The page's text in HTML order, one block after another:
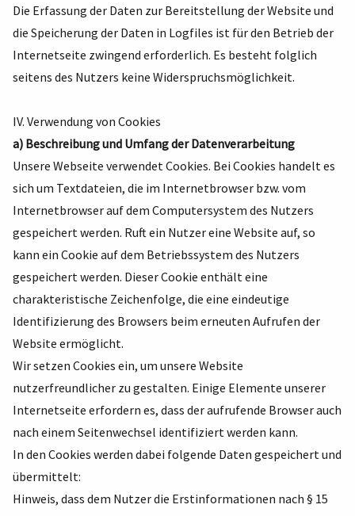
Die Erfassung der Daten zur Bereitstellung der Website und
die Speicherung der Daten in Logfiles ist für den Betrieb der
Internetseite zwingend erforderlich. Es besteht folglich
seitens des Nutzers keine Widerspruchsmöglichkeit.
IV. Verwendung von Cookies
a) Beschreibung und Umfang der Datenverarbeitung
Unsere Webseite verwendet Cookies. Bei Cookies handelt es
sich um Textdateien, die im Internetbrowser bzw. vom
Internetbrowser auf dem Computersystem des Nutzers
gespeichert werden. Ruft ein Nutzer eine Website auf, so
kann ein Cookie auf dem Betriebssystem des Nutzers
gespeichert werden. Dieser Cookie enthält eine
charakteristische Zeichenfolge, die eine eindeutige
Identifizierung des Browsers beim erneuten Aufrufen der
Website ermöglicht.
Wir setzen Cookies ein, um unsere Website
nutzerfreundlicher zu gestalten. Einige Elemente unserer
Internetseite erfordern es, dass der aufrufende Browser auch
nach einem Seitenwechsel identifiziert werden kann.
In den Cookies werden dabei folgende Daten gespeichert und
übermittelt:
Hinweis, dass dem Nutzer die Erstinformationen nach § 15